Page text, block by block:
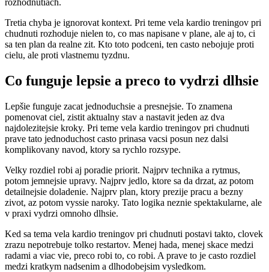
Tretia chyba je ignorovat kontext. Pri teme vela kardio treningov pri
chudnuti rozhoduje nielen to, co mas napisane v plane, ale aj to, ci
sa ten plan da realne zit. Kto toto podceni, ten casto nebojuje proti
cielu, ale proti vlastnemu tyzdnu.
Co funguje lepsie a preco to vydrzi dlhsie
Lepšie funguje zacat jednoduchsie a presnejsie. To znamena
pomenovat ciel, zistit aktualny stav a nastavit jeden az dva
najdolezitejsie kroky. Pri teme vela kardio treningov pri chudnuti
prave tato jednoduchost casto prinasa vacsi posun nez dalsi
komplikovany navod, ktory sa rychlo rozsype.
Velky rozdiel robi aj poradie priorit. Najprv technika a rytmus,
potom jemnejsie upravy. Najprv jedlo, ktore sa da drzat, az potom
detailnejsie doladenie. Najprv plan, ktory prezije pracu a bezny
zivot, az potom vyssie naroky. Tato logika neznie spektakularne, ale
v praxi vydrzi omnoho dlhsie.
Ked sa tema vela kardio treningov pri chudnuti postavi takto, clovek
zrazu nepotrebuje tolko restartov. Menej hada, menej skace medzi
radami a viac vie, preco robi to, co robi. A prave to je casto rozdiel
medzi kratkym nadsenim a dlhodobejsim vysledkom.